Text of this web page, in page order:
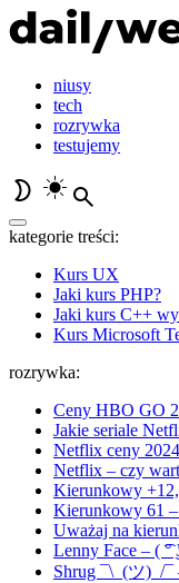
niusy
tech
rozrywka
testujemy
kategorie treści:
Kurs UX
Jaki kurs PHP?
Jaki kurs C++
Kurs Microsoft
rozrywka:
Ceny HBO GO
Jakie seriale
Netflix ceny 2024
Netflix – czy
Kierunkowy
Kierunkowy 61
Uważaj na
Lenny Face – ( ͡°
Shrug ¯\_(ツ)_/¯